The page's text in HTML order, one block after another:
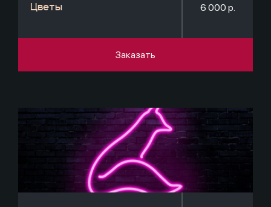
Цветы 6 000 р.
Заказать